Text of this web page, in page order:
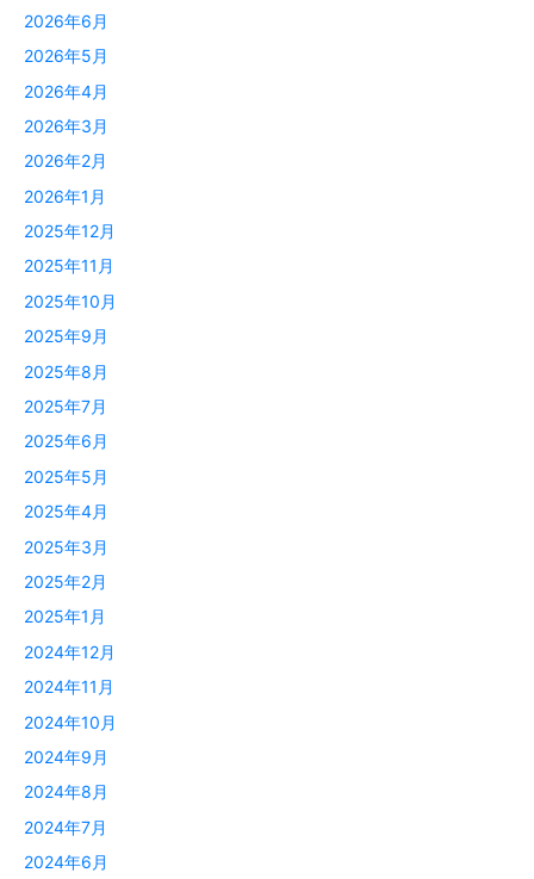
2026年6月
2026年5月
2026年4月
2026年3月
2026年2月
2026年1月
2025年12月
2025年11月
2025年10月
2025年9月
2025年8月
2025年7月
2025年6月
2025年5月
2025年4月
2025年3月
2025年2月
2025年1月
2024年12月
2024年11月
2024年10月
2024年9月
2024年8月
2024年7月
2024年6月